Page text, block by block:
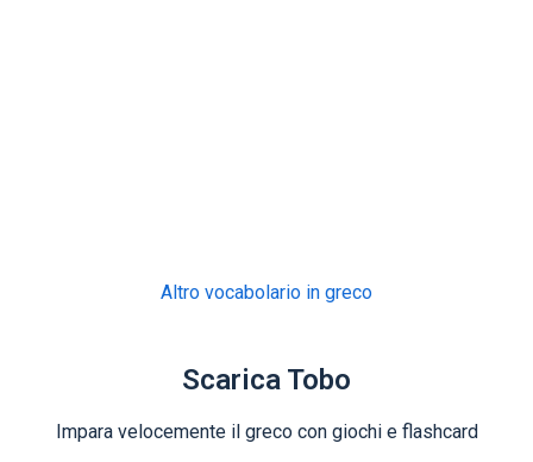
Altro vocabolario in greco
Scarica Tobo
Impara velocemente il greco con giochi e flashcard